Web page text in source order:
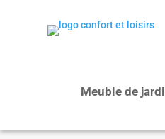
Meuble de